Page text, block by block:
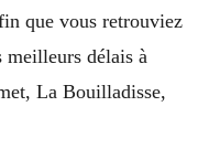
que vous retrouviez
meilleurs délais à
La Bouilladisse,